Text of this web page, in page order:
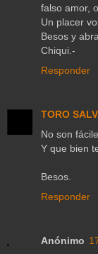
falso amor,
Un placer
Besos y
Chiqui.-
Responder
TORO
No son
Y que bien
Besos.
Responder
Anónimo